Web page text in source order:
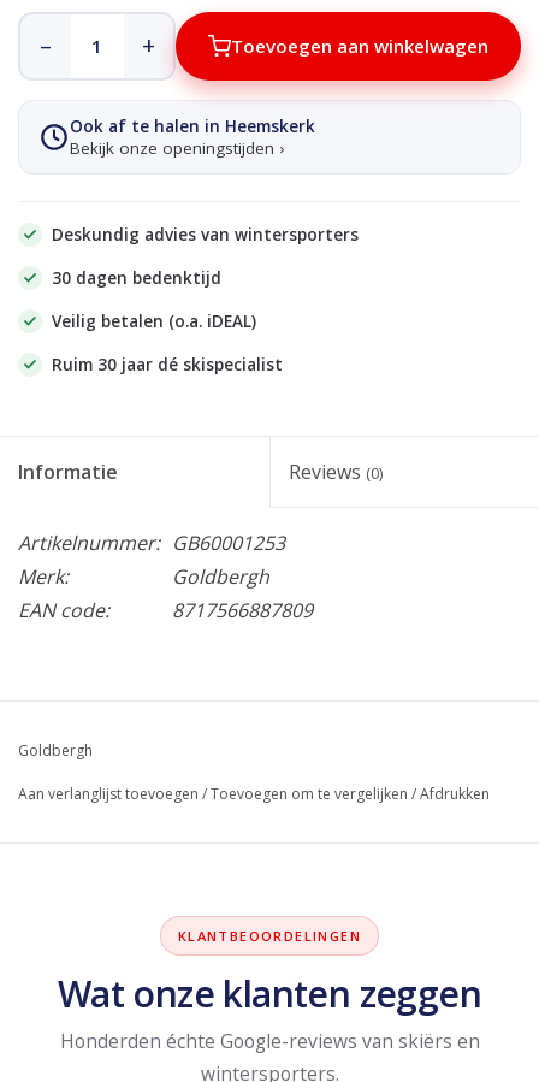
– + Toevoegen aan winkelwagen
Ook af te halen in Heemskerk
Bekijk onze openingstijden ›
Deskundig advies van wintersporters
30 dagen bedenktijd
Veilig betalen (o.a. iDEAL)
Ruim 30 jaar dé skispecialist
Informatie Reviews (0)
Artikelnummer: GB60001253
Merk:
Goldbergh
EAN code:
8717566887809
Goldbergh
Aan verlanglijst toevoegen /Toevoegen om te vergelijken /Afdrukken
KLANTBEOORDELINGEN
Wat onze klanten zeggen
Honderden échte Google-reviews van skiërs en
wintersporters.